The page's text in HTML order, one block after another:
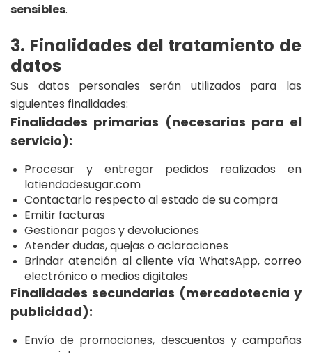
sensibles.
3. Finalidades del tratamiento de
datos
Sus datos personales serán utilizados para las
siguientes finalidades:
Finalidades primarias (necesarias para el
servicio):
Procesar y entregar pedidos realizados en
latiendadesugar.com
Contactarlo respecto al estado de su compra
Emitir facturas
Gestionar pagos y devoluciones
Atender dudas, quejas o aclaraciones
Brindar atención al cliente vía WhatsApp, correo
electrónico o medios digitales
Finalidades secundarias (mercadotecnia y
publicidad):
Envío de promociones, descuentos y campañas